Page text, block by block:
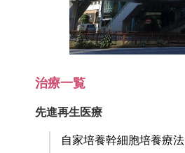
治療一覧
先進再生医療
自家培養幹細胞培養療法